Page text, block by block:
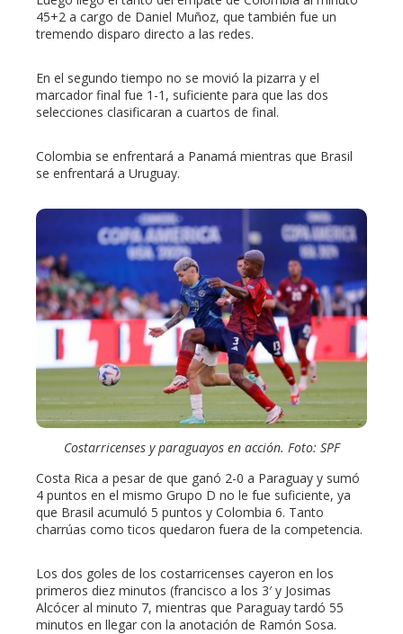
45+2 a cargo de Daniel Muñoz, que también fue un
tremendo disparo directo a las redes.
En el segundo tiempo no se movió la pizarra y el
marcador final fue 1-1, suficiente para que las dos
selecciones clasificaran a cuartos de final.
Colombia se enfrentará a Panamá mientras que Brasil
se enfrentará a Uruguay.
Costarricenses y paraguayos en acción. Foto: SPF
Costa Rica a pesar de que ganó 2-0 a Paraguay y sumó
4 puntos en el mismo Grupo D no le fue suficiente, ya
que Brasil acumuló 5 puntos y Colombia 6. Tanto
charrúas como ticos quedaron fuera de la competencia.
Los dos goles de los costarricenses cayeron en los
primeros diez minutos (francisco a los 3′ y Josimas
Alcócer al minuto 7, mientras que Paraguay tardó 55
minutos en llegar con la anotación de Ramón Sosa.